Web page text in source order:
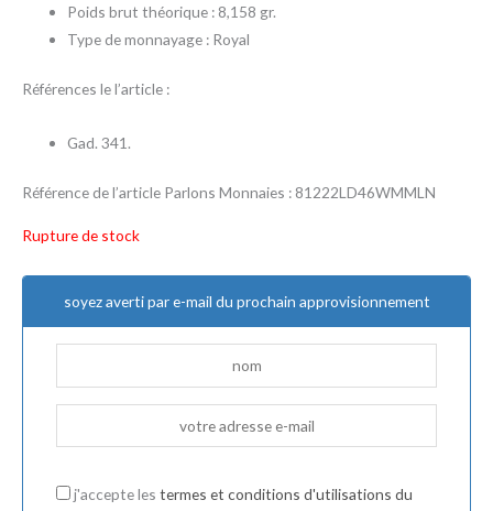
Poids brut théorique : 8,158 gr.
Type de monnayage : Royal
Références le l’article :
Gad. 341.
Référence de l’article Parlons Monnaies : 81222LD46WMMLN
Rupture de stock
soyez averti par e-mail du prochain approvisionnement
j'accepte les termes et conditions d'utilisations du